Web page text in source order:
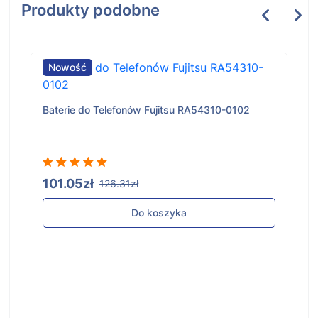
Produkty podobne
Nowość
Baterie do Telefonów Fujitsu RA54310-0102
101.05zł 126.31zł
Do koszyka